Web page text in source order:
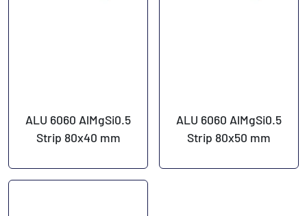
ALU 6060 AlMgSi0.5
Strip 80x40 mm
ALU 6060 AlMgSi0.5
Strip 80x50 mm